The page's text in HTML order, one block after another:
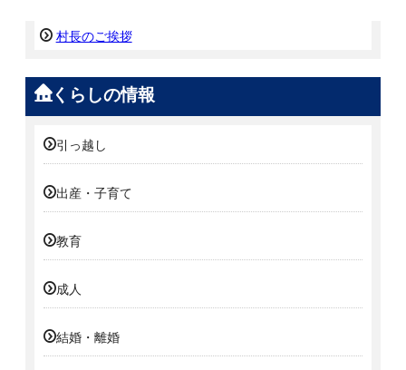
村長のご挨拶
くらしの情報
引っ越し
出産・子育て
教育
成人
結婚・離婚